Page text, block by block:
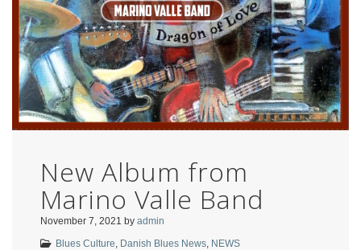
New Album from
Marino Valle Band
November 7, 2021 by admin
Blues Culture Danish Blues News NEWS